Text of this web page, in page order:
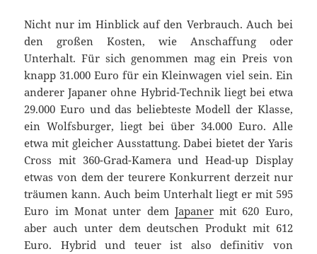
Nicht nur im Hinblick auf den Verbrauch. Auch bei
den großen Kosten, wie Anschaffung oder
Unterhalt. Für sich genommen mag ein Preis von
knapp 31.000 Euro für ein Kleinwagen viel sein. Ein
anderer Japaner ohne Hybrid-Technik liegt bei etwa
29.000 Euro und das beliebteste Modell der Klasse,
ein Wolfsburger, liegt bei über 34.000 Euro. Alle
etwa mit gleicher Ausstattung. Dabei bietet der Yaris
Cross mit 360-Grad-Kamera und Head-up Display
etwas von dem der teurere Konkurrent derzeit nur
träumen kann. Auch beim Unterhalt liegt er mit 595
Euro im Monat unter dem Japanermit 620 Euro,
aber auch unter dem deutschen Produkt mit 612
Euro. Hybrid und teuer ist also definitiv von